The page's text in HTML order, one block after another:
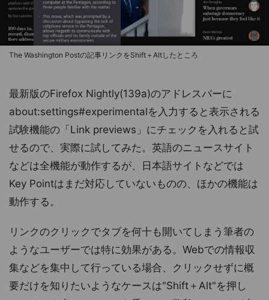
The Washington Postの記事リンクをShift＋Altしたところ
最新版のFirefox Nightly(139a)のアドレスバーに
about:settings#experimentalを入力すると表示される
試験機能の「Link previews」にチェックを入れると試
せるので、実際に試してみた。英語のニュースサイト
などは全機能が動作するが、日本語サイトなどでは
Key Pointはまだ対応していないものの、ほかの機能は
動作する。
リンクのクリックでタブを何十も開いてしまう筆者の
ようなユーザーでは特に効果がある。Webでの情報収
集などを集中して行っている場合、クリックせずに概
要だけを知りたいようなケースは"Shift＋Alt"を押し